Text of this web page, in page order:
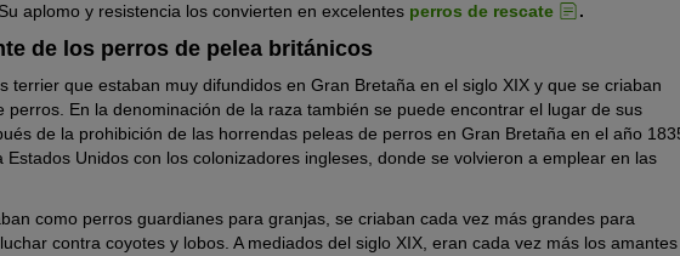
aplomo y resistencia los convierten en excelentes perros de rescate .
de los perros de pelea británicos
terrier que estaban muy difundidos en Gran Bretaña en el siglo XIX y que se criaban
perros. En la denominación de la raza también se puede encontrar el lugar de sus
de la prohibición de las horrendas peleas de perros en Gran Bretaña en el año
Unidos con los colonizadores ingleses, donde se volvieron a emplear en las
como perros guardianes para granjas, se criaban cada vez más grandes para
contra coyotes y lobos. A mediados del siglo XIX, eran cada vez más los amantes